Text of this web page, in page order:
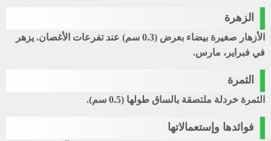
الزهرة
الأزهار صغيرة بيضاء بعرض (0.3 سم) عند تفرعات الأغصان. يزهر
في فبراير، مارس.
الثمرة
الثمرة خردلة ملتصقة بالساق طولها (0.5 سم).
فوائدها وإستعمالاتها